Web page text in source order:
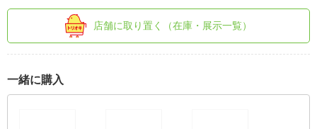
店舗に取り置く（在庫・展示一覧）
一緒に購入